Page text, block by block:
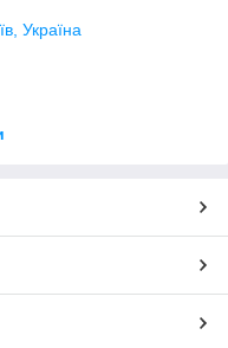
Україна